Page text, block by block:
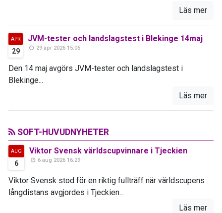
Läs mer
APR
29
JVM-tester och landslagstest i Blekinge 14maj
29 apr 2026 15:06
Den 14 maj avgörs JVM-tester och landslagstest i
Blekinge...
Läs mer
SOFT-HUVUDNYHETER
AUG
6
Viktor Svensk världscupvinnare i Tjeckien
6 aug 2026 16:29
Viktor Svensk stod för en riktig fullträff när världscupens
långdistans avgjordes i Tjeckien...
Läs mer